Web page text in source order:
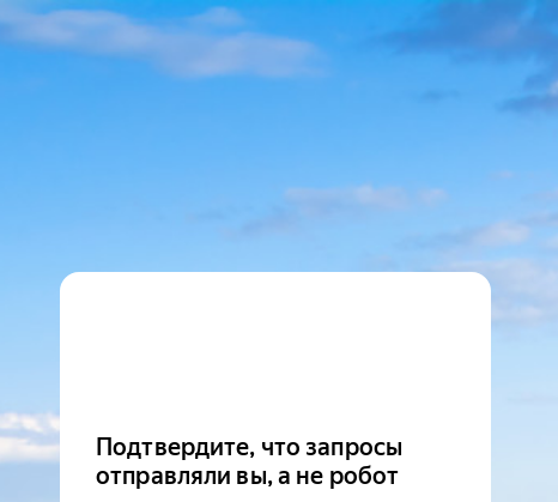
Подтвердите, что запросы
отправляли вы, а не робот